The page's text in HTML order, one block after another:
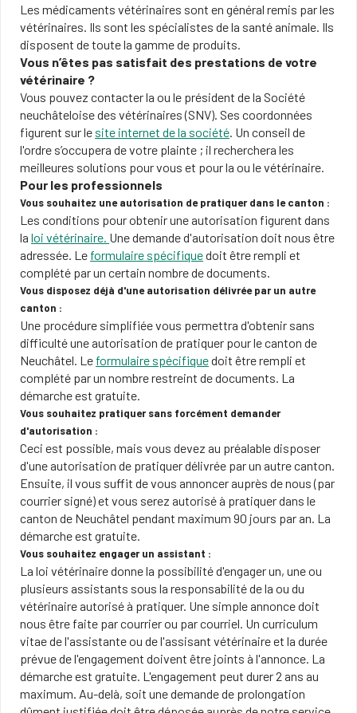
Les médicaments vétérinaires sont en général remis par les
vétérinaires. Ils sont les spécialistes de la santé animale. Ils
disposent de toute la gamme de produits.
Vous n’êtes pas satisfait des prestations de votre
vétérinaire ?
Vous pouvez contacter la ou le président de la Société
neuchâteloise des vétérinaires (SNV). Ses coordonnées
figurent sur le site internet de la société. Un conseil de
l'ordre s’occupera de votre plainte ; il recherchera les
meilleures solutions pour vous et pour la ou le vétérinaire.
Pour les professionnels
Vous souhaitez une autorisation de pratiquer dans le canton :
Les conditions pour obtenir une autorisation figurent dans
la loi vétérinaire. Une demande d'autorisation doit nous être
adressée. Le formulaire spécifiquedoit être rempli et
complété par un certain nombre de documents.
Vous disposez déjà d'une autorisation délivrée par un autre
canton :
Une procédure simplifiée vous permettra d'obtenir sans
difficulté une autorisation de pratiquer pour le canton de
Neuchâtel. Le formulaire spécifiquedoit être rempli et
complété par un nombre restreint de documents. La
démarche est gratuite.
Vous souhaitez pratiquer sans forcément demander
d'autorisation :
Ceci est possible, mais vous devez au préalable disposer
d'une autorisation de pratiquer délivrée par un autre canton.
Ensuite, il vous suffit de vous annoncer auprès de nous (par
courrier signé) et vous serez autorisé à pratiquer dans le
canton de Neuchâtel pendant maximum 90 jours par an. La
démarche est gratuite.
Vous souhaitez engager un assistant :
La loi vétérinaire donne la possibilité d'engager un, une ou
plusieurs assistants sous la responsabilité de la ou du
vétérinaire autorisé à pratiquer. Une simple annonce doit
nous être faite par courrier ou par courriel. Un curriculum
vitae de l'assistante ou de l'assisant vétérinaire et la durée
prévue de l'engagement doivent être joints à l'annonce. La
démarche est gratuite. L'engagement peut durer 2 ans au
maximum. Au-delà, soit une demande de prolongation